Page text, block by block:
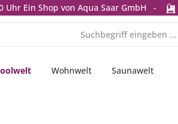
Uhr Ein Shop von Aqua Saar GmbH -
Wohnwelt Saunawelt